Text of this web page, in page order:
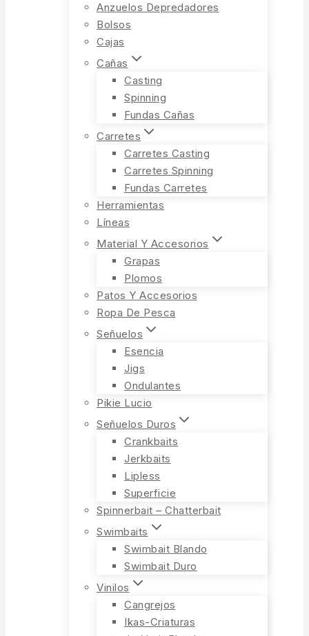
Anzuelos Depredadores
Bolsos
Cajas
Cañas
Casting
Spinning
Fundas Cañas
Carretes
Carretes Casting
Carretes Spinning
Fundas Carretes
Herramientas
Líneas
Material Y Accesorios
Grapas
Plomos
Patos Y Accesorios
Ropa De Pesca
Señuelos
Esencia
Jigs
Ondulantes
Pikie Lucio
Señuelos Duros
Crankbaits
Jerkbaits
Lipless
Superficie
Spinnerbait – Chatterbait
Swimbaits
Swimbait Blando
Swimbait Duro
Vinilos
Cangrejos
Ikas-Criaturas